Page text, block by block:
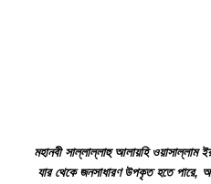
মহানবী সাল্লাল্লাহু আলায়হি
যার থেকে জনসাধারণ উপকৃত হতে পারে,